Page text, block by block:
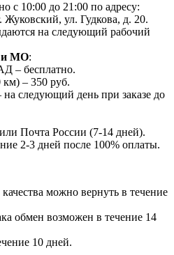
с 10:00 до 21:00 по адресу:
Жуковский, ул. Гудкова, д. 20.
на следующий рабочий
и МО:
– бесплатно.
– 350 руб.
на следующий день при заказе до
Почта России (7-14 дней).
2-3 дней после 100% оплаты.
можно вернуть в течение
обмен возможен в течение 14
10 дней.